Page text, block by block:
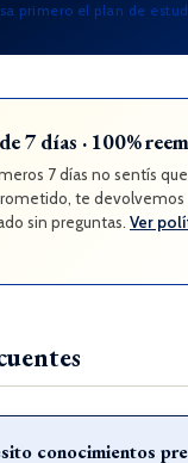
primero el plan de
7 días · 100%
7 días no sentís
te
sin preguntas. Ver
conocimientos